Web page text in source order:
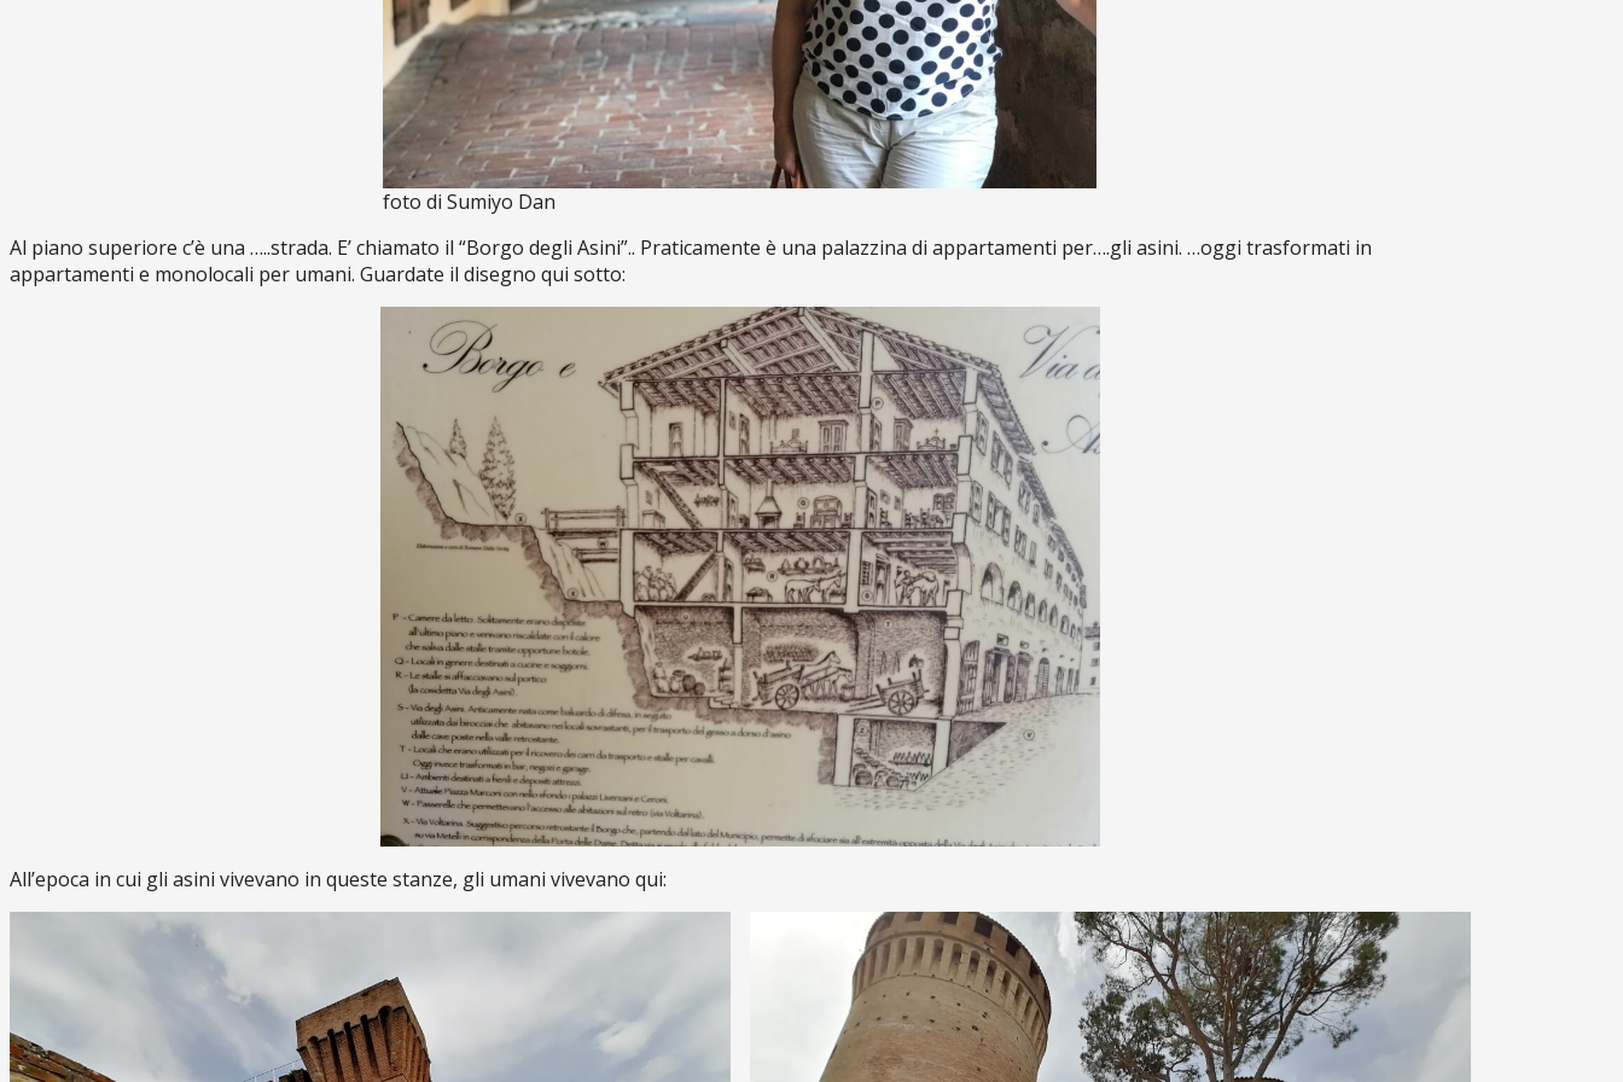
foto di Sumiyo Dan
Al piano superiore c’è una …..strada. E’ chiamato il “Borgo degli Asini”.. Praticamente è una palazzina di appartamenti per….gli asini. …oggi trasformati in
appartamenti e monolocali per umani. Guardate il disegno qui sotto:
All’epoca in cui gli asini vivevano in queste stanze, gli umani vivevano qui: